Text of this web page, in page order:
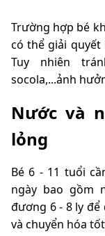
Trường hợp bé
có thể giải quyết
Tuy nhiên
socola,...ảnh
Nước và
lỏng
Bé 6 - 11 tuổi
ngày bao gồm
đương 6 - 8 ly
và chuyển hóa